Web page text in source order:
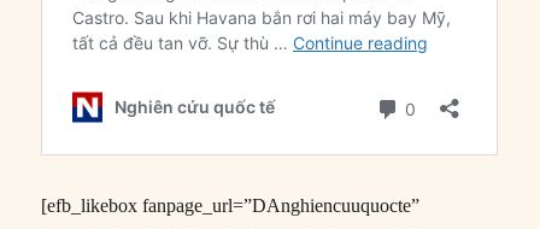
[efb_likebox fanpage_url=”DAnghiencuuquocte”